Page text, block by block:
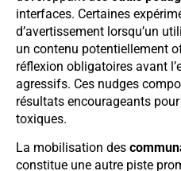
interfaces. Certaines
d’avertissement lorsqu’un
un contenu potentiellement
réflexion obligatoires avant
agressifs. Ces nudges
résultats encourageants
toxiques.
La mobilisation des
constitue une autre piste